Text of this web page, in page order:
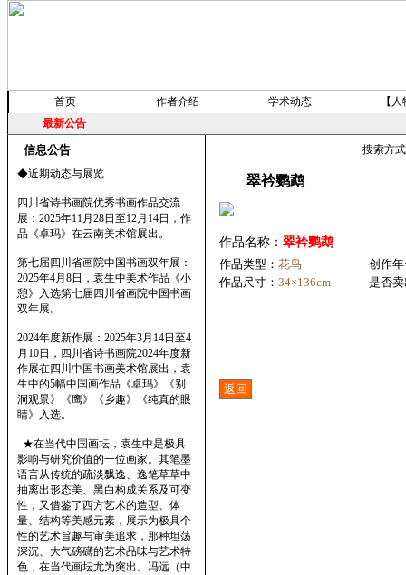
首页 作者介绍 学术动态
【
最新公告
信息公告
◆近期动态与展览
四川省诗书画院优秀书画作品交流
展：2025年11月28日至12月14日，作
品《卓玛》在云南美术馆展出。
第七届四川省画院中国书画双年展：
2025年4月8日，袁生中美术作品《小
憩》入选第七届四川省画院中国书画
双年展。
2024年度新作展：2025年3月14日至4
月10日，四川省诗书画院2024年度新
作展在四川中国书画美术馆展出，袁
生中的5幅中国画作品《卓玛》《别
洞观景》《鹰》《乡趣》《纯真的眼
睛》入选。
★在当代中国画坛，袁生中是极具
影响与研究价值的一位画家。其笔墨
语言从传统的疏淡飘逸、逸笔草草中
抽离出形态美、黑白构成关系及可变
性，又借鉴了西方艺术的造型、体
量、结构等美感元素，展示为极具个
性的艺术旨趣与审美追求，那种坦荡
深沉、大气磅礴的艺术品味与艺术特
色，在当代画坛尤为突出。冯远（中
搜索方
翠衿鹦鹉
作品名称： 翠衿鹦鹉
作品类型： 花鸟
创作
作品尺寸： 34×136cm 是否